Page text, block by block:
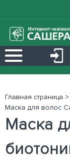
Главная страница >
Маска для волос
Маска